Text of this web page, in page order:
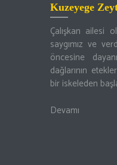
Kuzeyege
Çalışkan ailesi
saygımız ve
öncesine
dağlarının
bir iskeleden
Devamı